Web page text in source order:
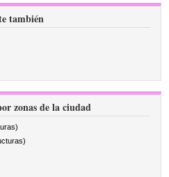
también
zonas de la ciudad